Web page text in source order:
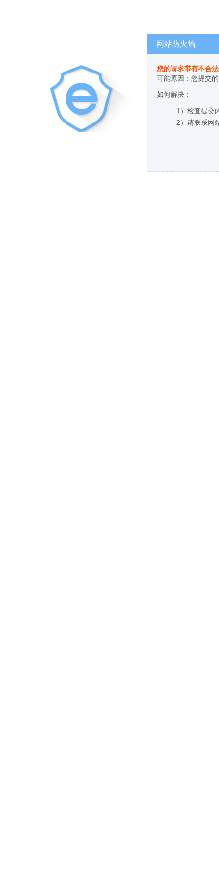
网站防火墙
您的请求带有不合
可能原因：您提交
如何解决：
1）检查提交
2）请联系网